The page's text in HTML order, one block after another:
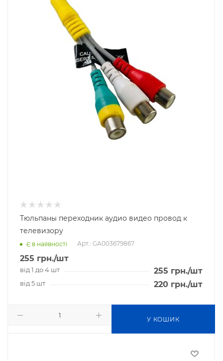
Тюльпаны переходник аудио видео провод к
телевизору
Є в наявності Арт.: GA003679867
255 грн./шт
від 1 до 4 шт 255 грн./шт
від 5 шт 220 грн./шт
У КОШИК